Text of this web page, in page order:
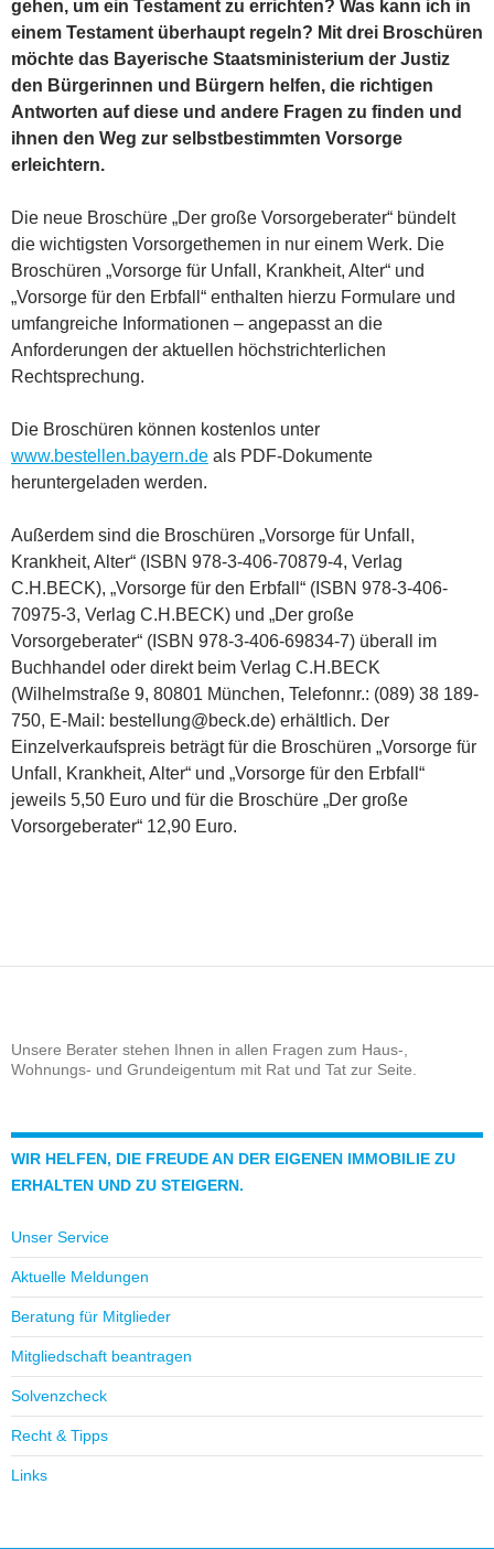
gehen, um ein Testament zu errichten? Was kann ich in
einem Testament überhaupt regeln? Mit drei Broschüren
möchte das Bayerische Staatsministerium der Justiz
den Bürgerinnen und Bürgern helfen, die richtigen
Antworten auf diese und andere Fragen zu finden und
ihnen den Weg zur selbstbestimmten Vorsorge
erleichtern.
Die neue Broschüre „Der große Vorsorgeberater“ bündelt
die wichtigsten Vorsorgethemen in nur einem Werk. Die
Broschüren „Vorsorge für Unfall, Krankheit, Alter“ und
„Vorsorge für den Erbfall“ enthalten hierzu Formulare und
umfangreiche Informationen – angepasst an die
Anforderungen der aktuellen höchstrichterlichen
Rechtsprechung.
Die Broschüren können kostenlos unter
www.bestellen.bayern.de als PDF-Dokumente
heruntergeladen werden.
Außerdem sind die Broschüren „Vorsorge für Unfall,
Krankheit, Alter“ (ISBN 978-3-406-70879-4, Verlag
C.H.BECK), „Vorsorge für den Erbfall“ (ISBN 978-3-406-
70975-3, Verlag C.H.BECK) und „Der große
Vorsorgeberater“ (ISBN 978-3-406-69834-7) überall im
Buchhandel oder direkt beim Verlag C.H.BECK
(Wilhelmstraße 9, 80801 München, Telefonnr.: (089) 38 189-
750, E-Mail: bestellung@beck.de) erhältlich. Der
Einzelverkaufspreis beträgt für die Broschüren „Vorsorge für
Unfall, Krankheit, Alter“ und „Vorsorge für den Erbfall“
jeweils 5,50 Euro und für die Broschüre „Der große
Vorsorgeberater“ 12,90 Euro.
Unsere Berater stehen Ihnen in allen Fragen zum Haus-,
Wohnungs- und Grundeigentum mit Rat und Tat zur Seite.
WIR HELFEN, DIE FREUDE AN DER EIGENEN IMMOBILIE ZU
ERHALTEN UND ZU STEIGERN.
Unser Service
Aktuelle Meldungen
Beratung für Mitglieder
Mitgliedschaft beantragen
Solvenzcheck
Recht & Tipps
Links